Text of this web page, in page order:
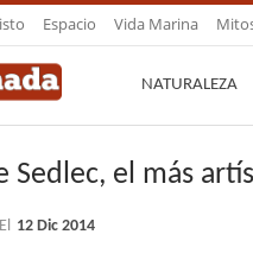
Espacio Vida Marina
NATURALEZA
Sedlec, el más
El 12 Dic 2014